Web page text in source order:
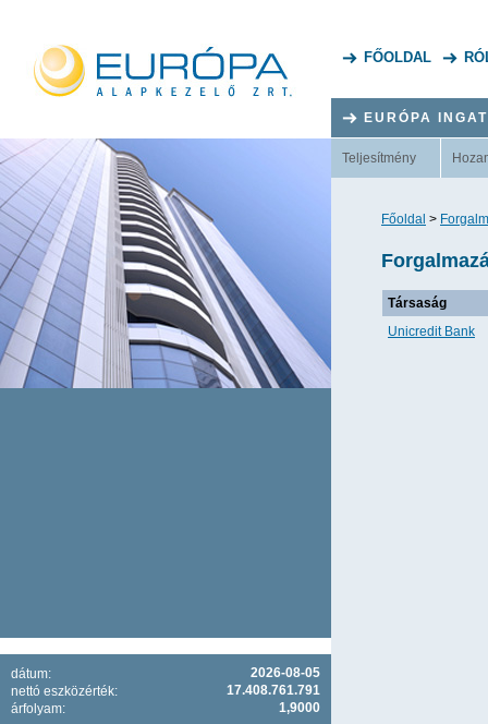
FŐOLDAL
2026-08-05
dátum:
17.408.761.791
nettó eszközérték:
1,9000
árfolyam:
EURÓPA
Teljesítmény
Főoldal >
Társaság
Unicredit Bank